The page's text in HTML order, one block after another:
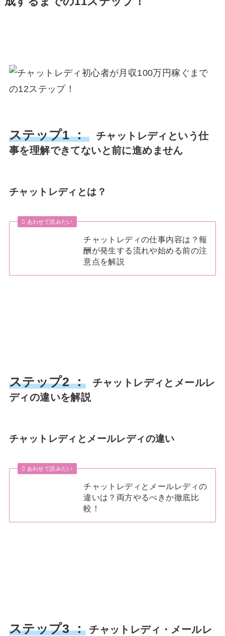
ステップ1 ：
チャットレディという仕
事を理解できてないと前に進めません
チャットレディとは？
あわせて読みたい
チャットレディの仕事内容は？報
酬が発生する流れや始める前の注
意点を解説
ステップ2 ：チャットレディとメールレ
ディの違いを解説
チャットレディとメールレディの違い
あわせて読みたい
チャットレディとメールレディの
違いは？両方やるべきか徹底比
較！
ステップ3 ：チャットレディ・メールレ